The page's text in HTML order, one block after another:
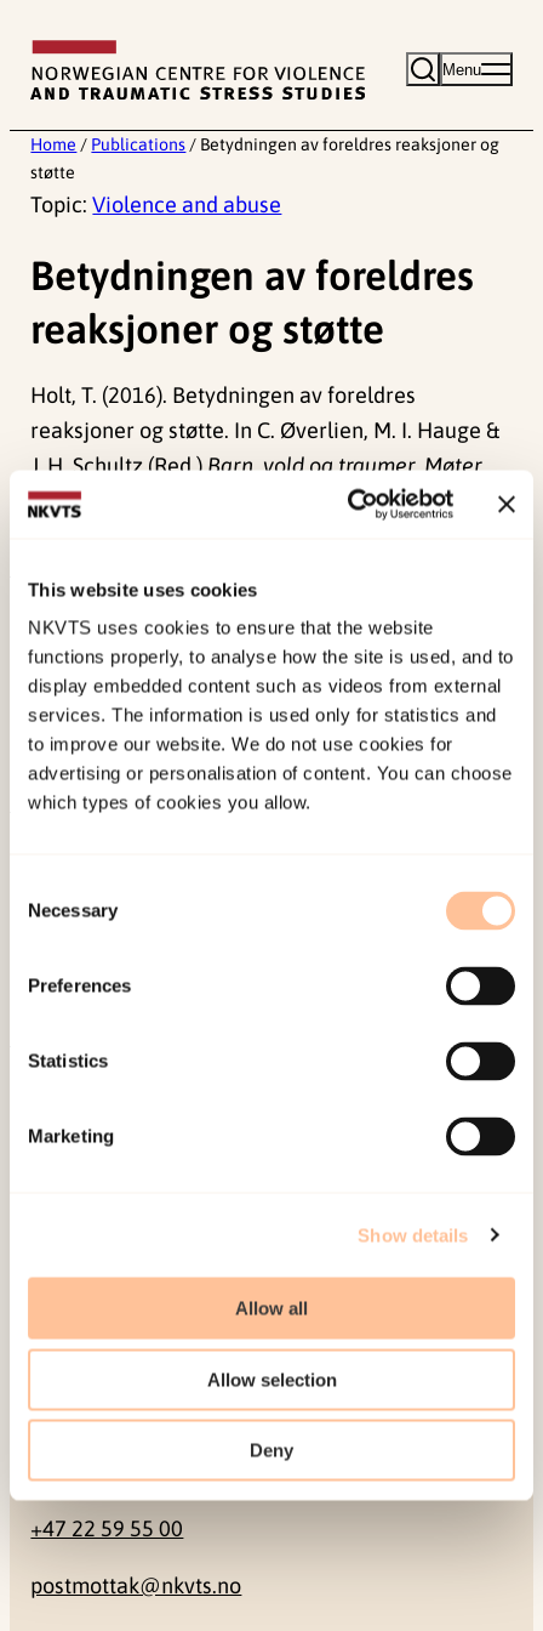
This website uses cookies
NKVTS uses cookies to ensure that the website
functions properly, to analyse how the site is used, and to
display embedded content such as videos from external
services. The information is used only for statistics and
to improve our website. We do not use cookies for
advertising or personalisation of content. You can choose
which types of cookies you allow.
Selection
Necessary
Preferences
Statistics
Marketing
Show details
Allow all
Allow selection
Deny
content
Menu
Home / Publications / Betydningen av foreldres reaksjoner og
støtte
Topic:Violence and abuse
Betydningen av foreldres
reaksjoner og støtte
Holt, T. (2016). Betydningen av foreldres
reaksjoner og støtte. In C. Øverlien, M. I. Hauge &
J. H. Schultz (Red.)Barn, vold og traumer. Møter
med unge i utsatte livssituasjoner.(pp. 63-75).
Published:19. March 2026
Last modified:7. August 2026
Publications
Projects
Address
Gullhaugveien 1-3
0484 Oslo, NORWAY
+47 22 59 55 00
postmottak@nkvts.no